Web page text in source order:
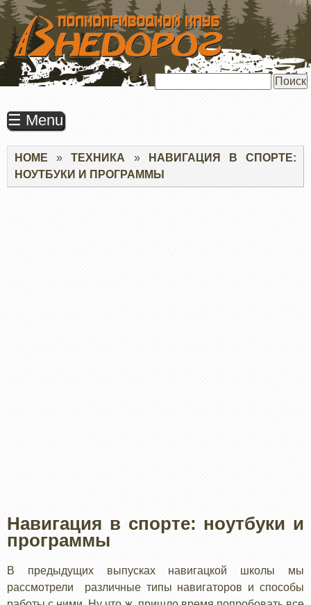
ПЕРЕЙТИ
ОСНОВНОМУ
СОДЕРЖАНИЮ
☰ Menu
Строка
навигации
HOME ТЕХНИКА
НАВИГАЦИЯ В СПОРТЕ:
НОУТБУКИ И ПРОГРАММЫ
Навигация в спорте: ноутбуки и
программы
В предыдущих выпусках навигацкой школы мы
рассмотрели различные типы навигаторов и способы